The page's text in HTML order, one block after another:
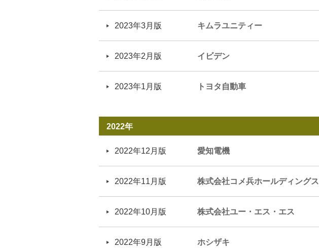
2023年3月版 キムラユニティー
2023年2月版 イビデン
2023年1月版 トヨタ自動車
2022年
2022年12月版 愛知電機
2022年11月版 株式会社コメ兵ホールディングス
2022年10月版 株式会社ユー・エス・エス
2022年9月版 ホシザキ